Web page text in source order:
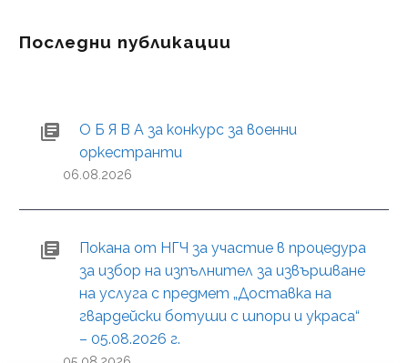
Последни публикации
О Б Я В А за конкурс за военни
оркестранти
06.08.2026
Покана от НГЧ за участие в процедура
за избор на изпълнител за извършване
на услуга с предмет „Доставка на
гвардейски ботуши с шпори и украса“
– 05.08.2026 г.